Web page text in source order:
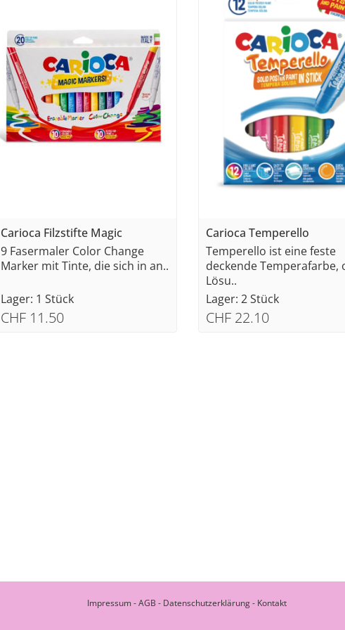
Carioca Filzstifte Magic
9 Fasermaler Color Change
Marker mit Tinte, die sich in an..
Lager: 1 Stück
CHF 11.50
Carioca Temperello
Temperello ist eine feste
deckende Temperafarbe,
Lösu..
Lager: 2 Stück
CHF 22.10
Impressum-AGB - Datenschutzerklärung- Kontakt